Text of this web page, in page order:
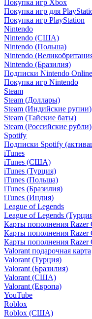
Покупка игр Xbox
Покупка игр для
Покупка игр PlayStation
Nintendo
Nintendo (США)
Nintendo (Польша)
Nintendo
Nintendo (Бразилия)
Подписки Nintendo Online
Покупка игр Nintendo
Steam
Steam (Доллары)
Steam (Индийские рупии)
Steam (Тайские баты)
Steam (Российские рубли)
Spotify
Подписки Spotify
iTunes
iTunes (США)
iTunes (Турция)
iTunes (Польша)
iTunes (Бразилия)
iTunes (Индия)
League of Legends
League of Legends
Карты пополнения Razer
Карты пополнения Razer
Карты пополнения Razer
Valorant подарочная карта
Valorant (Турция)
Valorant (Бразилия)
Valorant (США)
Valorant (Европа)
YouTube
Roblox
Roblox (США)